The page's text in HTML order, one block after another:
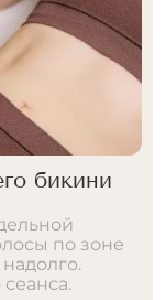
бикини
с